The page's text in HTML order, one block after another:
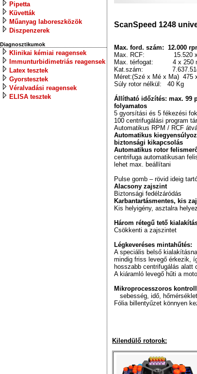
Pipetta
Küvetták
Műanyag laboreszközök
Diszpenzerek
Diagnosztikumok
Klinikai kémiai reagensek
Immunturbidimetriás reagensek
Latex tesztek
Gyorstesztek
Véralvadási reagensek
ELISA tesztek
ScanSpeed 1248
Max. ford. szám: 12.000
Max. RCF: 15.520 x
Max. térfogat: 4 x 250
Kat.szám:
Méret:(Szé x Mé x Ma) 475
Súly rotor nélkül: 40 Kg
Állítható időzítés: max. 99
folyamatos
5 gyorsítási és 5 fékezési
100 centrifugálási program
Automatikus RPM / RCF
Automatikus
biztonsági kikapcsolás
Automatikus rotor
centrifuga automatikusan
lehet max. beállítani
Pulse gomb – rövid ideig
Alacsony zajszint
Biztonsági fedélzáródás
Karbantartásmentes, kis
Kis helyigény, asztalra
Három rétegű tető
Csökkenti a zajszintet
Légkeveréses mintahűtés:
A speciális belső
mindig friss levegő érkezik,
hosszabb centrifugálás alatt
A kiáramló levegő hűti a
Mikroprocesszoros
sebesség, idő,
Fólia billentyűzet könnyen
Kilendülő rotorok: